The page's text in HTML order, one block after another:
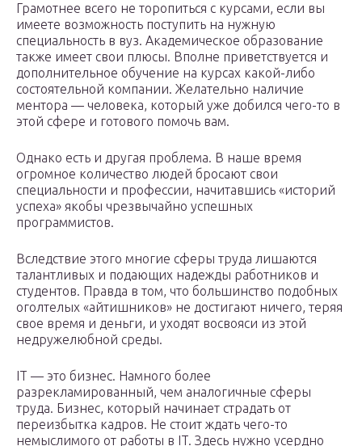
Грамотнее всего не торопиться с курсами, если вы
имеете возможность поступить на нужную
специальность в вуз. Академическое образование
также имеет свои плюсы. Вполне приветствуется и
дополнительное обучение на курсах какой-либо
состоятельной компании. Желательно наличие
ментора — человека, который уже добился чего-то в
этой сфере и готового помочь вам.
Однако есть и другая проблема. В наше время
огромное количество людей бросают свои
специальности и профессии, начитавшись «историй
успеха» якобы чрезвычайно успешных
программистов.
Вследствие этого многие сферы труда лишаются
талантливых и подающих надежды работников и
студентов. Правда в том, что большинство подобных
оголтелых «айтишников» не достигают ничего, теряя
свое время и деньги, и уходят восвояси из этой
недружелюбной среды.
IT — это бизнес. Намного более
разрекламированный, чем аналогичные сферы
труда. Бизнес, который начинает страдать от
переизбытка кадров. Не стоит ждать чего-то
немыслимого от работы в IT. Здесь нужно усердно